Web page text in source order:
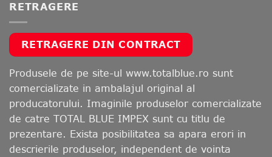
RETRAGERE
RETRAGERE DIN CONTRACT
Produsele de pe site-ul www.totalblue.ro sunt
comercializate in ambalajul original al
producatorului. Imaginile produselor comercializate
de catre TOTAL BLUE IMPEX sunt cu titlu de
prezentare. Exista posibilitatea sa apara erori in
descrierile produselor, independent de vointa